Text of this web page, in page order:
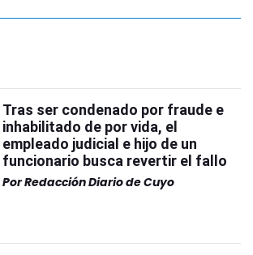
Tras ser condenado por fraude e
inhabilitado de por vida, el
empleado judicial e hijo de un
funcionario busca revertir el fallo
PorRedacción Diario de Cuyo